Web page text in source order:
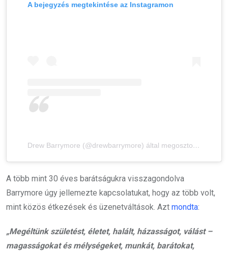
A bejegyzés megtekintése az Instagramon
Drew Barrymore (@drewbarrymore) által megosztott bejegyzés
A több mint 30 éves barátságukra visszagondolva
Barrymore úgy jellemezte kapcsolatukat, hogy az több volt,
mint közös étkezések és üzenetváltások. Azt mondta:
„Megéltünk születést, életet, halált, házasságot, válást –
magasságokat és mélységeket, munkát, barátokat,